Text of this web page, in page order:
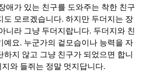
애가 있는 친구를 도와주는 착한 친구
도 모르겠습니다. 하지만 두더지는 장
니라 그냥 두더지랍니다. 두더지와 친
예요. 누군가의 겉모습이나 능력을 자
하지 않고 그냥 친구가 되었으면 합니
와 들쥐는 정말 멋지답니다.